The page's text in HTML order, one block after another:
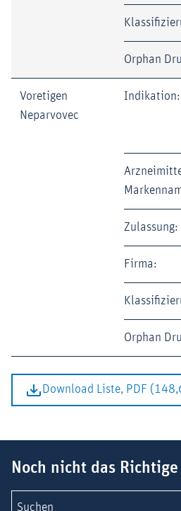
Orphan
Voretigen
Neparvovec
Indikation:
Zulassung:
Firma:
Orphan
Download Liste, PDF
Noch nicht das
Suchen